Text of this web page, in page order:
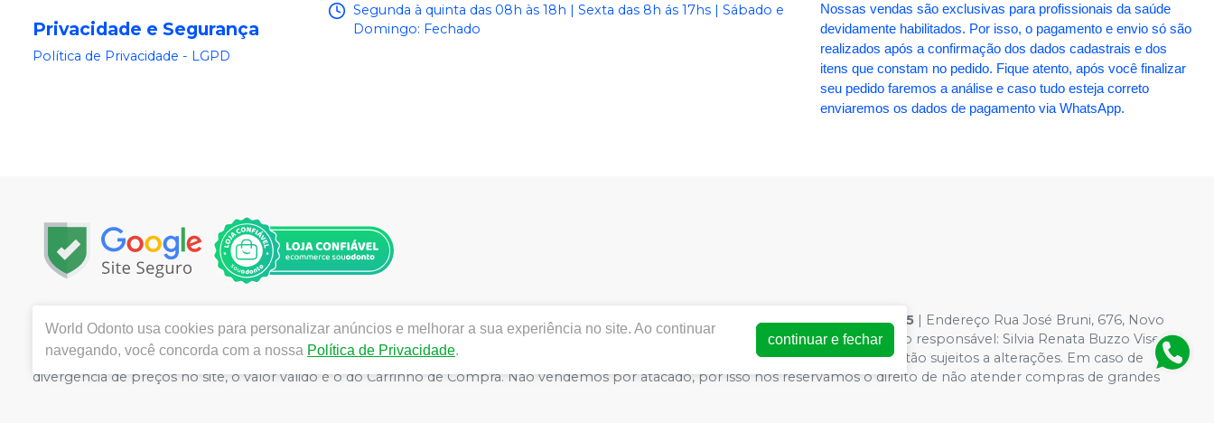
Privacidade e Segurança
Política de Privacidade - LGPD
Segunda à quinta das 08h às 18h | Sexta das 8h ás 17hs | Sábado e
Domingo: Fechado
Nossas vendas são exclusivas para profissionais da saúde
devidamente habilitados. Por isso, o pagamento e envio só são
realizados após a confirmação dos dados cadastrais e dos
itens que constam no pedido. Fique atento, após você finalizar
seu pedido faremos a análise e caso tudo esteja correto
enviaremos os dados de pagamento via WhatsApp.
Copyright © 2025 | Todos os direitos reservados | www.dentalworld.com.br | World Odonto & Med Eireli | CNPJ:03.454.363.0001-95 | Endereço Rua José Bruni, 676, Novo
Centro, Itu / SP | Autorizações de Funcionamento ANVISA - Medicamentos: 25352026619/2014-15 (AFE medicamentos) - Farmacêutico responsável: Silvia Renata Buzzo Visentin
Catozzi - CRF/SP 24.419 | Política de Privacidade e Segurança - Fotos meramente ilustrativas - Os preços e condições da loja virtual estão sujeitos a alterações. Em caso de
divergência de preços no site, o valor válido é o do Carrinho de Compra. Não vendemos por atacado, por isso nos reservamos o direito de não atender compras de grandes
World Odonto usa cookies para personalizar anúncios e melhorar a sua experiência no site. Ao continuar
navegando, você concorda com a nossa Política de Privacidade.
continuar e fechar